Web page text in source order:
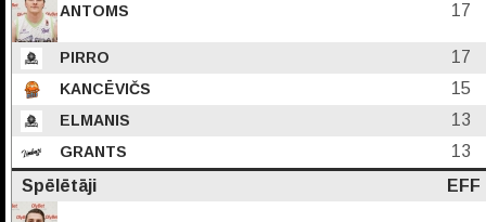
ANTOMS 17
PIRRO 17
KANCĒVIČS 15
ELMANIS 13
GRANTS
13
Spēlētāji
EFF